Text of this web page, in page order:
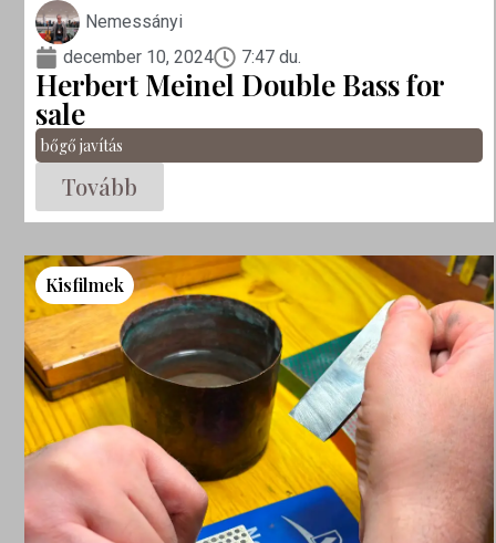
Nemessányi
december 10, 2024
7:47 du.
Herbert Meinel Double Bass for
sale
bőgő javítás
Tovább
Kisfilmek